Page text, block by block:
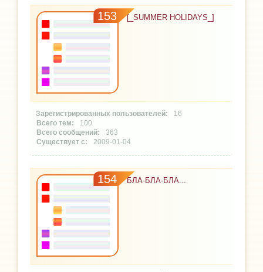
153 [_SUMMER HOLIDAYS_]
16
100
363
2009-01-04
154 БЛА-БЛА-БЛА...